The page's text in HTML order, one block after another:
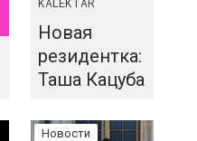
Новая
резидентка:
Таша Кацуба
Новости